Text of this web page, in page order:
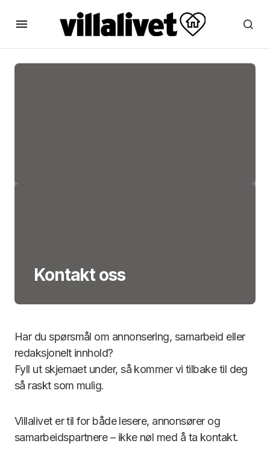
Kontakt oss
Har du spørsmål om annonsering, samarbeid eller
redaksjonelt innhold?
Fyll ut skjemaet under, så kommer vi tilbake til deg
så raskt som mulig.
Villalivet er til for både lesere, annonsører og
samarbeidspartnere – ikke nøl med å ta kontakt.